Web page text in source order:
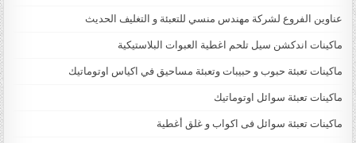
عناوين الفروع لشركة مهندس منسي للتعبئة و التغليف الحديث
ماكينات اندكشن سيل تلحم اغطية العبوات البلاستيكية
ماكينات تعبئة حبوب و حبيبات وتعبئة مساحيق في اكياس اوتوماتيك
ماكينات تعبئة سوائل اوتوماتيك
ماكينات تعبئة سوائل فى اكواب و غلق أغطية